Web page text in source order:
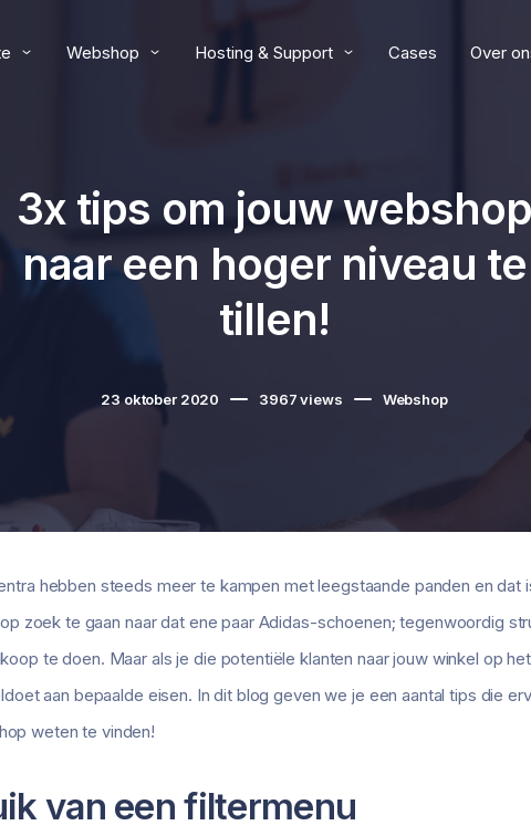
Webshop Hosting & Support Cases Over
3x tips om jouw webshop
naar een hoger niveau te
tillen!
23 oktober 2020 3967views Webshop
hebben steeds meer te kampen met leegstaande panden en dat
zoek te gaan naar dat ene paar Adidas-schoenen; tegenwoordig
te doen. Maar als je die potentiële klanten naar jouw winkel op
aan bepaalde eisen. In dit blog geven we je een aantal tips die
weten te vinden!
van een filtermenu